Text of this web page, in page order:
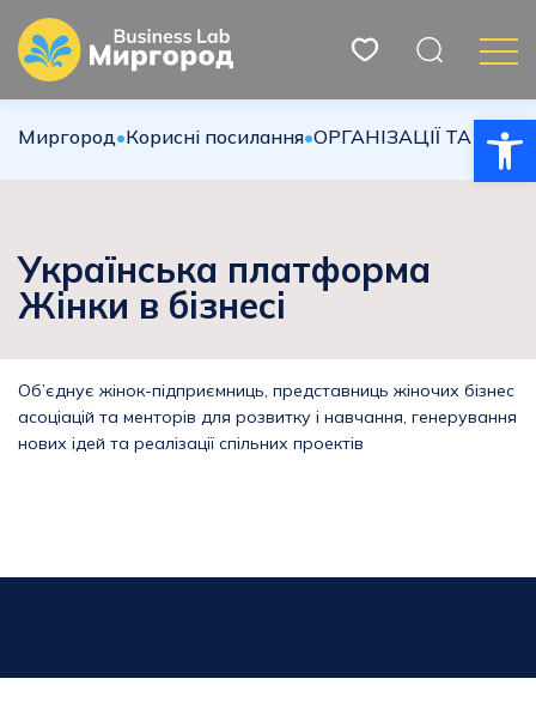
Миргород•Корисні посилання•ОРГАНІЗАЦІЇ ТА
Українська платформа
Жінки в бізнесі
Об’єднує жінок-підприємниць, представниць жіночих бізнес
асоціацій та менторів для розвитку і навчання, генерування
нових ідей та реалізації спільних проектів